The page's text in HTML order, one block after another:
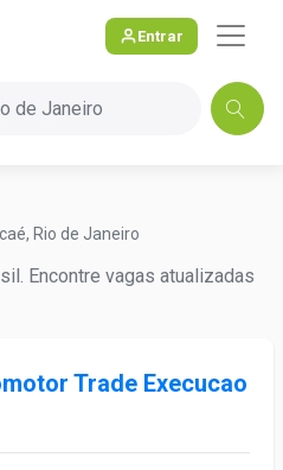
Entrar
de Janeiro
Rio de Janeiro
Encontre vagas atualizadas
Trade Execucao